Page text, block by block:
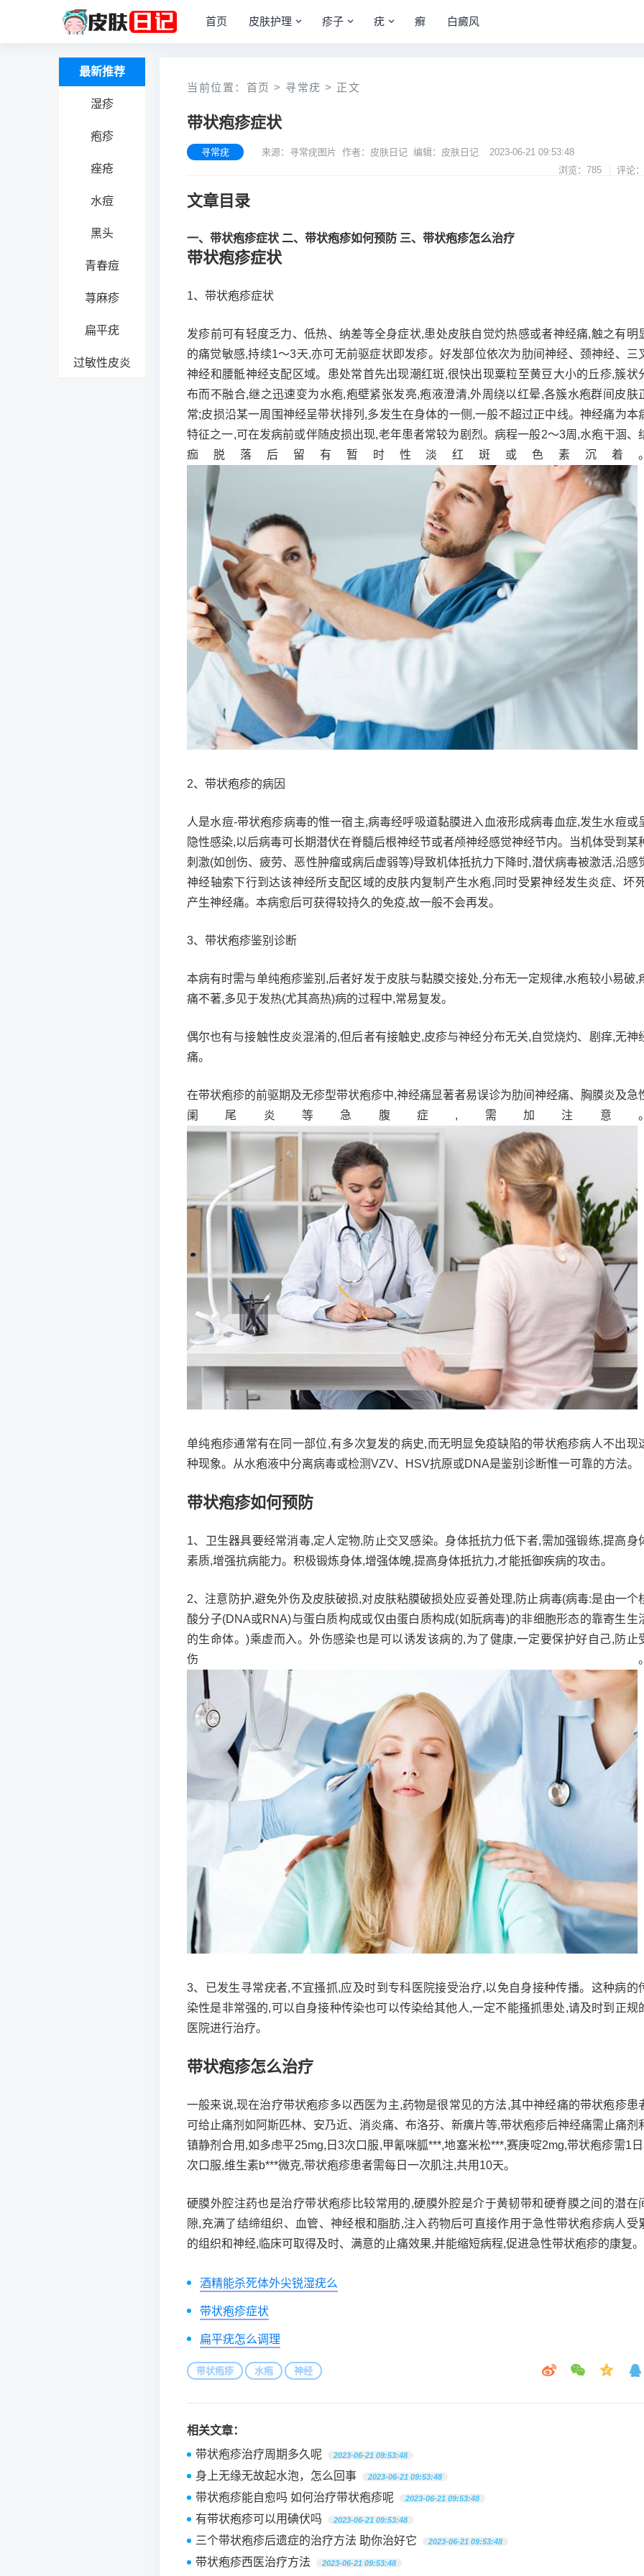
首页 皮肤护理 疹子 疣 癣 白癜风
最新推荐
湿疹
疱疹
痤疮
水痘
黑头
青春痘
荨麻疹
扁平疣
过敏性皮炎
当前位置： 首页 > 寻常疣 > 正文
带状疱疹症状
寻常疣 来源：寻常疣图片 作者：皮肤日记 编辑：皮肤日记
2023-06-21 09:53:48
浏览：785
评论
文章目录
一、带状疱疹症状 二、带状疱疹如何预防 三、带状疱疹怎么治疗
带状疱疹症状
1、带状疱疹症状
发疹前可有轻度乏力、低热、纳差等全身症状,患处皮肤自觉灼热感或者神经痛,触之有明
的痛觉敏感,持续1～3天,亦可无前驱症状即发疹。好发部位依次为肋间神经、颈神经、三
神经和腰骶神经支配区域。患处常首先出现潮红斑,很快出现粟粒至黄豆大小的丘疹,簇状
布而不融合,继之迅速变为水疱,疱壁紧张发亮,疱液澄清,外周绕以红晕,各簇水疱群间皮肤
常;皮损沿某一周围神经呈带状排列,多发生在身体的一侧,一般不超过正中线。神经痛为本
特征之一,可在发病前或伴随皮损出现,老年患者常较为剧烈。病程一般2～3周,水疱干涸、
痂脱落后留有暂时性淡红斑或色素沉着。
2、带状疱疹的病因
人是水痘-带状疱疹病毒的惟一宿主,病毒经呼吸道黏膜进入血液形成病毒血症,发生水痘或
隐性感染,以后病毒可长期潜伏在脊髓后根神经节或者颅神经感觉神经节内。当机体受到某
刺激(如创伤、疲劳、恶性肿瘤或病后虚弱等)导致机体抵抗力下降时,潜伏病毒被激活,沿感
神经轴索下行到达该神经所支配区域的皮肤内复制产生水疱,同时受累神经发生炎症、坏
产生神经痛。本病愈后可获得较持久的免疫,故一般不会再发。
3、带状疱疹鉴别诊断
本病有时需与单纯疱疹鉴别,后者好发于皮肤与黏膜交接处,分布无一定规律,水疱较小易破,
痛不著,多见于发热(尤其高热)病的过程中,常易复发。
偶尔也有与接触性皮炎混淆的,但后者有接触史,皮疹与神经分布无关,自觉烧灼、剧痒,无神
痛。
在带状疱疹的前驱期及无疹型带状疱疹中,神经痛显著者易误诊为肋间神经痛、胸膜炎及急
阑尾炎等急腹症,需加注意。
单纯疱疹通常有在同一部位,有多次复发的病史,而无明显免疫缺陷的带状疱疹病人不出现
种现象。从水疱液中分离病毒或检测VZV、HSV抗原或DNA是鉴别诊断惟一可靠的方法。
带状疱疹如何预防
1、卫生器具要经常消毒,定人定物,防止交叉感染。身体抵抗力低下者,需加强锻练,提高身
素质,增强抗病能力。积极锻炼身体,增强体魄,提高身体抵抗力,才能抵御疾病的攻击。
2、注意防护,避免外伤及皮肤破损,对皮肤粘膜破损处应妥善处理,防止病毒(病毒:是由一个
酸分子(DNA或RNA)与蛋白质构成或仅由蛋白质构成(如朊病毒)的非细胞形态的靠寄生生
的生命体。)乘虚而入。外伤感染也是可以诱发该病的,为了健康,一定要保护好自己,防止
伤。
3、已发生寻常疣者,不宜搔抓,应及时到专科医院接受治疗,以免自身接种传播。这种病的
染性是非常强的,可以自身接种传染也可以传染给其他人,一定不能搔抓患处,请及时到正规
医院进行治疗。
带状疱疹怎么治疗
一般来说,现在治疗带状疱疹多以西医为主,药物是很常见的方法,其中神经痛的带状疱疹患
可给止痛剂如阿斯匹林、安乃近、消炎痛、布洛芬、新癀片等,带状疱疹后神经痛需止痛剂
镇静剂合用,如多虑平25mg,日3次口服,甲氰咪胍***,地塞米松***,赛庚啶2mg,带状疱疹需1
次口服,维生素b***微克,带状疱疹患者需每日一次肌注,共用10天。
硬膜外腔注药也是治疗带状疱疹比较常用的,硬膜外腔是介于黄韧带和硬脊膜之间的潜在
隙,充满了结缔组织、血管、神经根和脂肪,注入药物后可直接作用于急性带状疱疹病人受
的组织和神经,临床可取得及时、满意的止痛效果,并能缩短病程,促进急性带状疱疹的康复。
酒精能杀死体外尖锐湿疣么
带状疱疹症状
扁平疣怎么调理
带状疱疹 水疱 神经
相关文章：
带状疱疹治疗周期多久呢
2023-06-21 09:53:48
身上无缘无故起水泡，怎么回事 2023-06-21 09:53:48
带状疱疹能自愈吗 如何治疗带状疱疹呢 2023-06-21 09:53:48
有带状疱疹可以用碘伏吗 2023-06-21 09:53:48
三个带状疱疹后遗症的治疗方法 助你治好它 2023-06-21 09:53:48
带状疱疹西医治疗方法 2023-06-21 09:53:48